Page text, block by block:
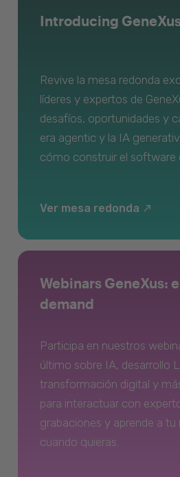
Introducing
Revive la mesa redonda
líderes y expertos de
desafíos, oportunidades y
era agentic y la IA
cómo construir el software
Ver mesa redonda
Webinars GeneXus:
demand
Participa en nuestros
último sobre IA, desarrollo
transformación digital y
para interactuar con
grabaciones y aprende a
cuando quieras.